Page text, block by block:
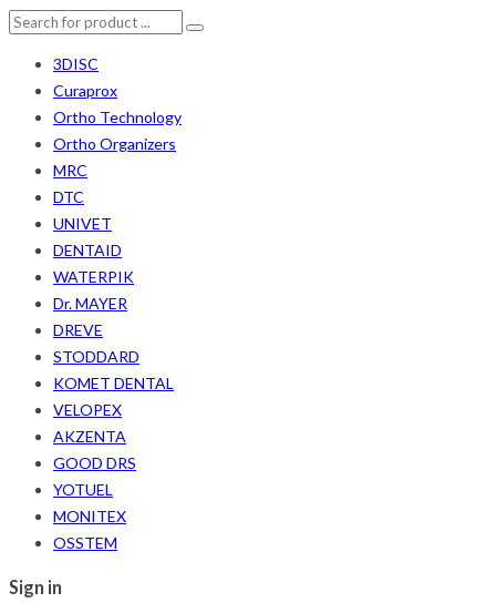
3DISC
Curaprox
Ortho Technology
Ortho Organizers
MRC
DTC
UNIVET
DENTAID
WATERPIK
Dr. MAYER
DREVE
STODDARD
KOMET DENTAL
VELOPEX
AKZENTA
GOOD DRS
YOTUEL
MONITEX
OSSTEM
Sign in